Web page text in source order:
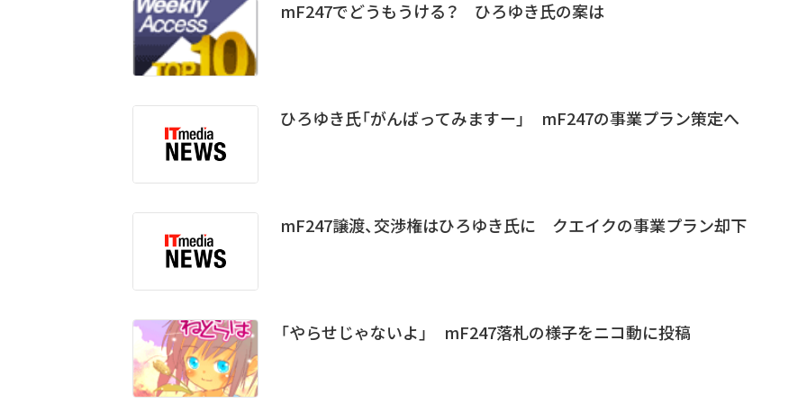
mF247でどうもうける？ ひろゆき氏の案は
ひろゆき氏「がんばってみますー」 mF247の事業プラン策定へ
mF247譲渡、交渉権はひろゆき氏に クエイクの事業プラン却下
「やらせじゃないよ」 mF247落札の様子をニコ動に投稿